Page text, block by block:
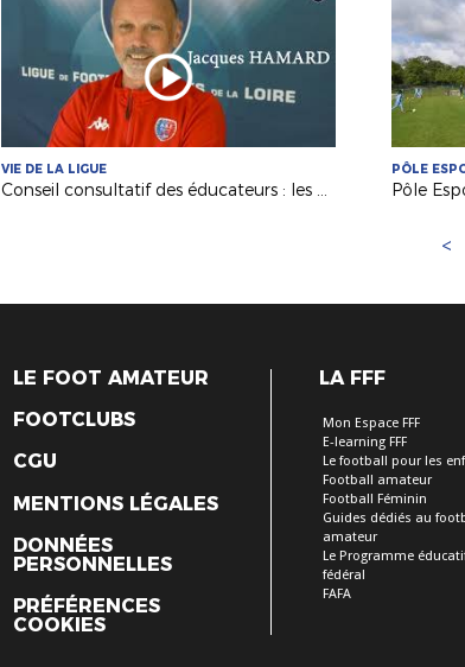
VIE DE LA LIGUE
Conseil consultatif des éducateurs : les explications de Jacques Hamard
PÔLE
<
LE FOOT AMATEUR
FOOTCLUBS
CGU
MENTIONS LÉGALES
DONNÉES
PERSONNELLES
PRÉFÉRENCES
COOKIES
LA FFF
Mon Espace FFF
E-learning FFF
Le football pour les
Football amateur
Football Féminin
Guides dédiés au
amateur
Le Programme
fédéral
FAFA